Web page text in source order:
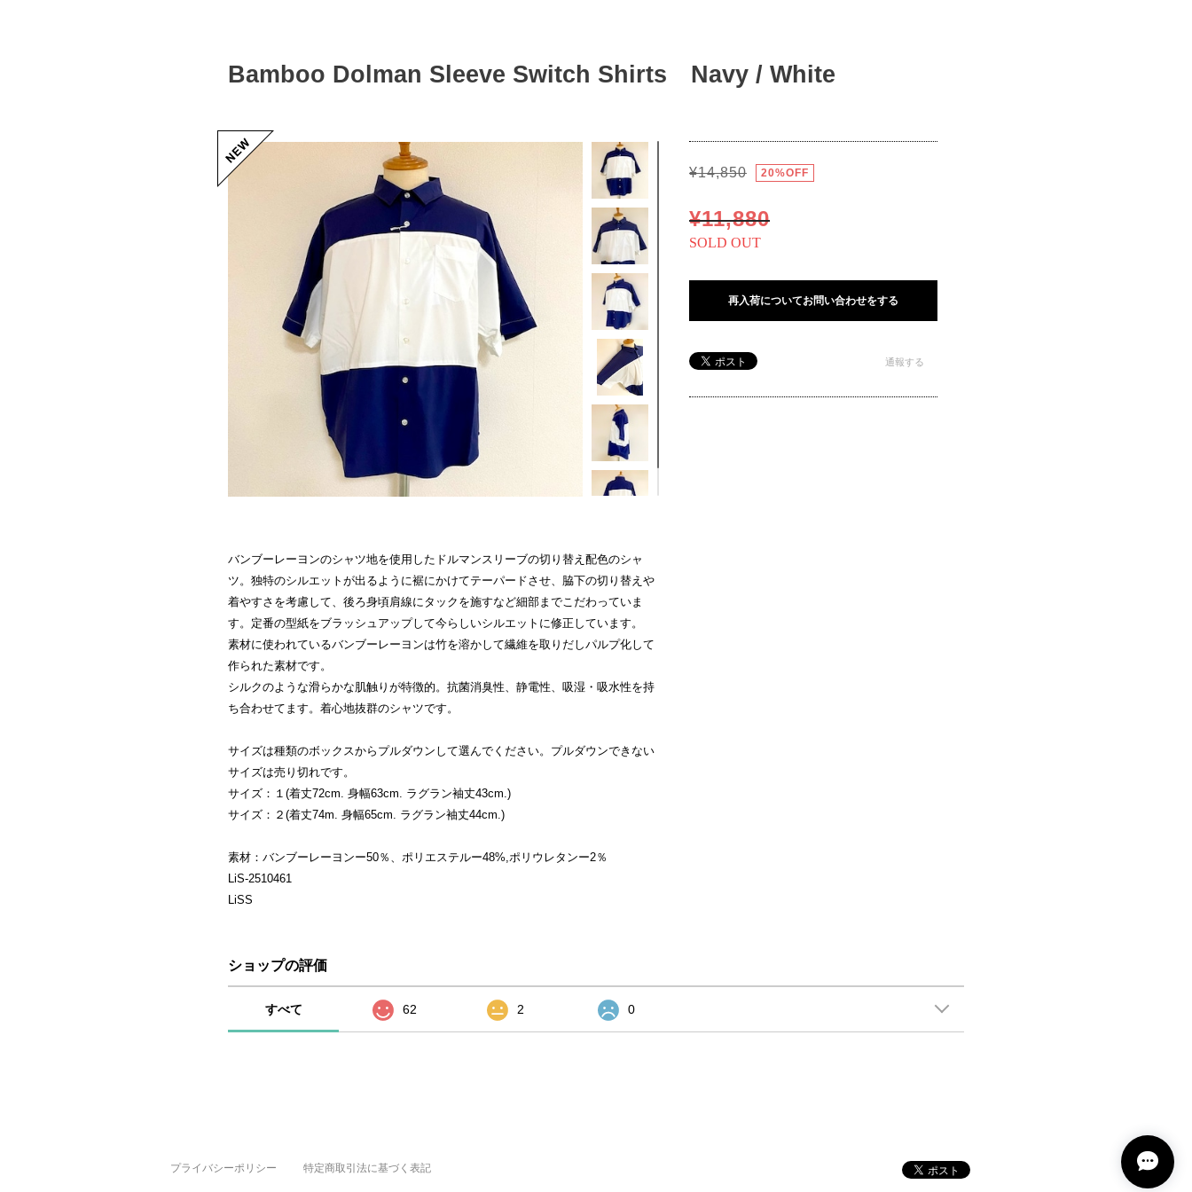
Bamboo Dolman Sleeve Switch Shirts Navy / White
バンブーレーヨンのシャツ地を使用したドルマンスリーブの切り替え配色のシャ
ツ。独特のシルエットが出るように裾にかけてテーパードさせ、脇下の切り替えや
着やすさを考慮して、後ろ身頃肩線にタックを施すなど細部までこだわっていま
す。定番の型紙をブラッシュアップして今らしいシルエットに修正しています。
素材に使われているバンブーレーヨンは竹を溶かして繊維を取りだしパルプ化して
作られた素材です。
シルクのような滑らかな肌触りが特徴的。抗菌消臭性、静電性、吸湿・吸水性を持
ち合わせてます。着心地抜群のシャツです。
サイズは種類のボックスからプルダウンして選んでください。プルダウンできない
サイズは売り切れです。
サイズ：１(着丈72cm. 身幅63cm. ラグラン袖丈43cm.)
サイズ：２(着丈74m. 身幅65cm. ラグラン袖丈44cm.)
素材：バンブーレーヨンー50％、ポリエステルー48%,ポリウレタンー2％
LiS-2510461
LiSS
¥14,850 20%OFF
¥11,880
SOLD OUT
再入荷についてお問い合わせをする
通報する
ショップの評価
すべて 62 2 0
プライバシーポリシー 特定商取引法に基づく表記